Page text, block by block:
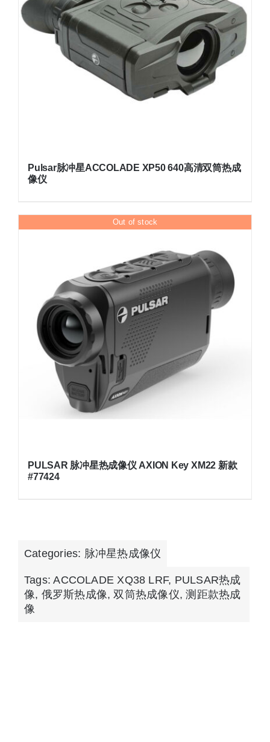
Pulsar脉冲星ACCOLADE XP50 640高清双筒热成
像仪
Out of stock
PULSAR 脉冲星热成像仪 AXION Key XM22 新款
#77424
Categories: 脉冲星热成像仪
Tags:ACCOLADE XQ38 LRF, PULSAR热成
像, 俄罗斯热成像, 双筒热成像仪,测距款热成
像